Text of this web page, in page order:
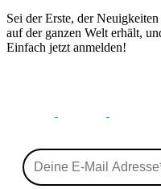
Sei der Erste, der
auf der ganzen Welt erhält,
Einfach jetzt anmelden!